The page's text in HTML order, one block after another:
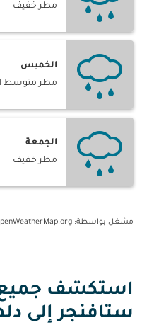
مطر خفيف
الخميس
مطر متوسط
الجمعة
مطر خفيف
مشغل بواسطة: OpenWeatherMap.org
استكشف جميع
ستافنجر إلى